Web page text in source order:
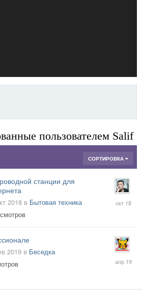
пользователем Salif
СОРТИРОВКА
станции для
2018 в Бытовая техника
окт
2019 в Беседка
апр